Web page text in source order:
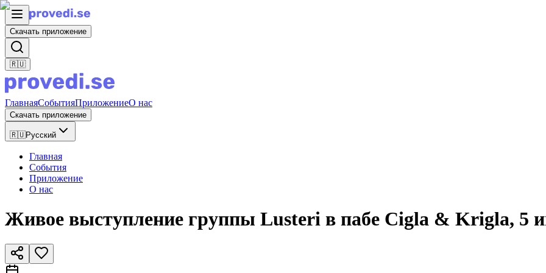
Скачать приложение
🇷🇺
ГлавнаяСобытияПриложениеО нас
Скачать приложение
🇷🇺Русский
Главная
События
Приложение
О нас
Живое выступление группы Lusteri в пабе Cigla & Krigla, 5